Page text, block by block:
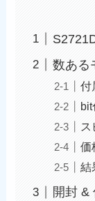
数ある
付
bit
ス
価
結
開封 &